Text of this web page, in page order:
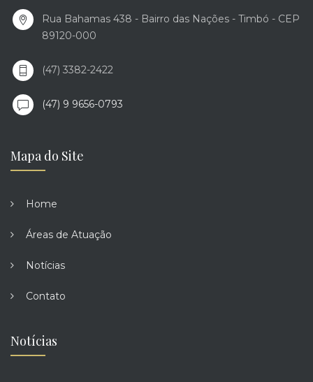
Rua Bahamas 438 - Bairro das Nações - Timbó - CEP
89120-000
(47) 3382-2422
(47) 9 9656-0793
Mapa do Site
Home
Áreas de Atuação
Notícias
Contato
Notícias